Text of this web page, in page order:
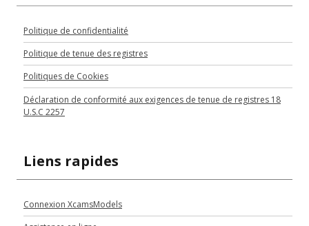
Politique de confidentialité
Politique de tenue des registres
Politiques de Cookies
Déclaration de conformité aux exigences de tenue de registres 18
U.S.C 2257
Liens rapides
Connexion XcamsModels